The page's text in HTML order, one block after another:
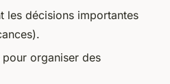
les décisions importantes
pour organiser des